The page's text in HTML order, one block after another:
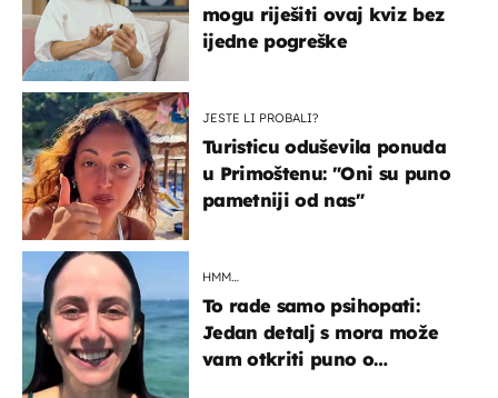
mogu riješiti ovaj kviz bez
ijedne pogreške
JESTE LI PROBALI?
Turisticu oduševila ponuda
u Primoštenu: "Oni su puno
pametniji od nas"
HMM…
To rade samo psihopati:
Jedan detalj s mora može
vam otkriti puno o